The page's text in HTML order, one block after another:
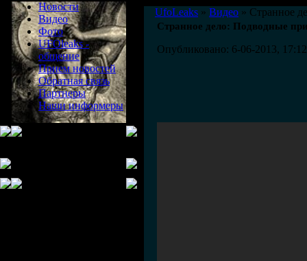
Новости
Видео
Фото
UFOleaks -
общение
Прием новостей
Обратная связь
Партнеры
Наши информеры
UfoLeaks » Видео » Странное
Странное дело: Подводные
Опубликовано: 6-06-2013, 17:12